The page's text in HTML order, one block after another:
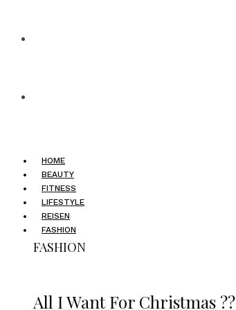
HOME
BEAUTY
FITNESS
LIFESTYLE
REISEN
FASHION
FASHION
All I Want For Christmas ??